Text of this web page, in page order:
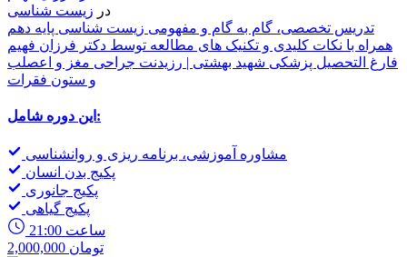
در زیست شناسی
تدریس تخصصی، گام به گام و مفهومی زیست شناسی پایه دهم
همراه با نکات کلیدی و تکنیک های مطالعه توسط دکتر فرزان فهیم
فارغ التحصیل پزشکی شهید بهشتی | رزیدنت جراحی مغز و اعصلب
و ستون فقرات
این دوره شامل:
مشاوره آموزشی، برنامه ریزی و روانشناسی
پکیج بدن انسان
پکیج جانوری
پکیج گیاهی
21:00 ساعت
2,000,000 تومان